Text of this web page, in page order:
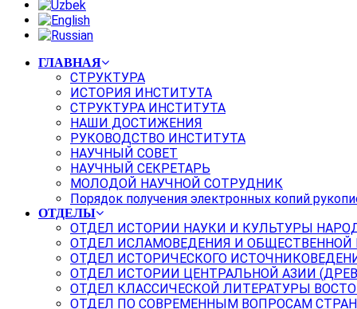
ГЛАВНАЯ
СТРУКТУРА
ИСТОРИЯ ИНСТИТУТА
СТРУКТУРА ИНСТИТУТА
НАШИ ДОСТИЖЕНИЯ
РУКОВОДСТВО ИНСТИТУТА
НАУЧНЫЙ СОВЕТ
НАУЧНЫЙ СЕКРЕТАРЬ
МОЛОДОЙ НАУЧНОЙ СОТРУДНИК
Порядок получения электронных копий
ОТДЕЛЫ
ОТДЕЛ ИСТОРИИ НАУКИ И КУЛЬТУРЫ
ОТДЕЛ ИСЛАМОВЕДЕНИЯ И
ОТДЕЛ ИСТОРИЧЕСКОГО
ОТДЕЛ ИСТОРИИ ЦЕНТРАЛЬНОЙ АЗИИ
ОТДЕЛ КЛАССИЧЕСКОЙ ЛИТЕРАТУРЫ
ОТДЕЛ ПО СОВРЕМЕННЫМ ВОПРОСАМ